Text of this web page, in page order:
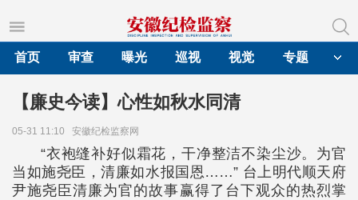
首页
审查 曝光 巡视 视觉 专题
【廉史今读】心性如秋水同清
05-31 11:10 安徽纪检监察网
“衣袍缝补好似霜花，干净整洁不染尘沙。为官
当如施尧臣，清廉如水报国恩……” 台上明代顺天府
尹施尧臣清廉为官的故事赢得了台下观众的热烈掌